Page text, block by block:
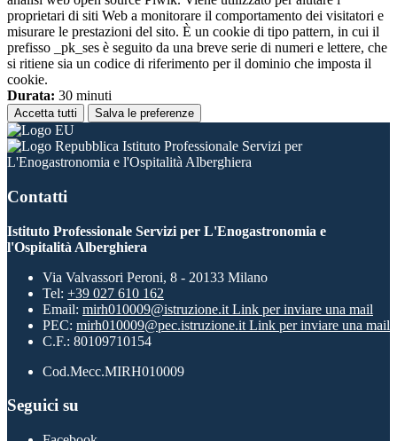
proprietari di siti Web a monitorare il comportamento dei visitatori e
misurare le prestazioni del sito. È un cookie di tipo pattern, in cui il
prefisso _pk_ses è seguito da una breve serie di numeri e lettere, che
si ritiene sia un codice di riferimento per il dominio che imposta il
cookie.
Durata: 30 minuti
Accetta tutti Salva le preferenze
Istituto Professionale Servizi per
L'Enogastronomia e l'Ospitalità Alberghiera
Contatti
Istituto Professionale Servizi per L'Enogastronomia e
l'Ospitalità Alberghiera
Via Valvassori Peroni, 8 - 20133 Milano
Tel: +39 027 610 162
Email: mirh010009@istruzione.it Link per inviare una mail
PEC: mirh010009@pec.istruzione.it Link per inviare una mail
C.F.: 80109710154
Cod.Mecc.MIRH010009
Seguici su